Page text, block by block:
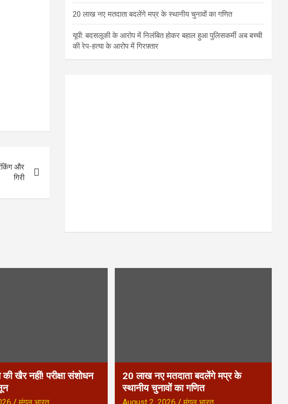
और
गिरी
20 लाख नए मतदाता बदलेंगे मप्र के स्थानीय चुनावों का गणित
यूपी: बदसलूकी के आरोप में निलंबित होकर बहाल हुआ पुलिसकर्मी अब बच्ची
की रेप-हत्या के आरोप में गिरफ़्तार
की खैर नहीं! परीक्षा संशोधन
मंगल भारत
20 लाख नए मतदाता बदलेंगे मप्र के
स्थानीय चुनावों का गणित
August 2, 2026 मंगल भारत